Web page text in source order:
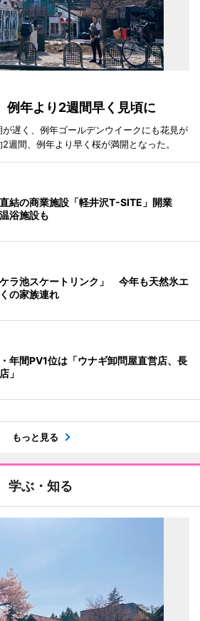
年より2週間早く見頃に
遅く、例年ゴールデンウイークにも花見が
週間、例年より早く桜が満開となった。
結の商業施設「軽井沢T-SITE」開業
浴施設も
ラ池スケートリンク」 今年も天然氷エ
の家族連れ
年間PV1位は「ウナギ卸問屋直営店、長
」
もっと見る
学ぶ・知る